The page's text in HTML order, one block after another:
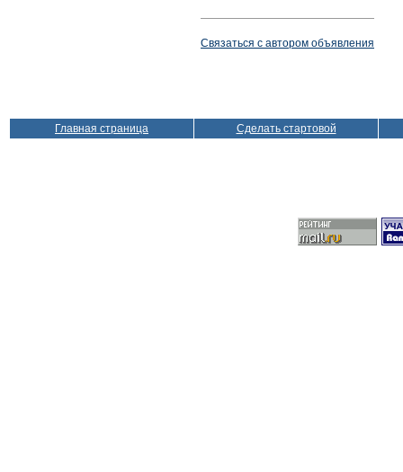
Связаться с автором объявления
Главная страница Сделать стартовой